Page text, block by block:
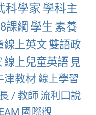
科學家 學科主
課綱 學生 素養
線上英文 雙語政
線上兒童英語 見
津教材 線上學習
/ 教師 流利口說
國際觀